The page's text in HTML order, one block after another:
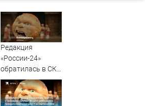
Редакция
«России-24»
обратилась в СКР
из-за травли
съемочной
группы «Колобка»